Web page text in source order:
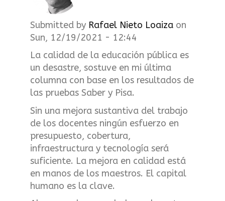
Submitted by Rafael Nieto Loaizaon
Sun, 12/19/2021 - 12:44
La calidad de la educación pública es
un desastre, sostuve en mi última
columna con base en los resultados de
las pruebas Saber y Pisa.
Sin una mejora sustantiva del trabajo
de los docentes ningún esfuerzo en
presupuesto, cobertura,
infraestructura y tecnología será
suficiente. La mejora en calidad está
en manos de los maestros. El capital
humano es la clave.